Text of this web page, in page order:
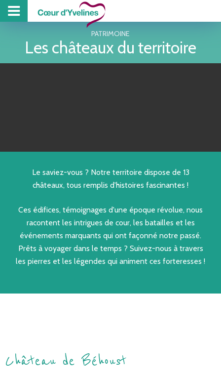
PATRIMOINE
Les châteaux du territoire
Le saviez-vous ? Notre territoire dispose de 13
châteaux, tous remplis d'histoires fascinantes !
Ces édifices, témoignages d'une époque révolue, nous
racontent les intrigues de cour, les batailles et les
événements marquants qui ont façonné notre passé.
Prêts à voyager dans le temps ? Suivez-nous à travers
les pierres et les légendes qui animent ces forteresses !
Château de Béhoust